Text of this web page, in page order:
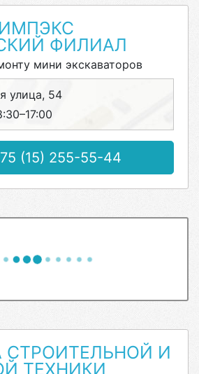
ФИЛИАЛ
мини экскаваторов
улица, 54
(15) 255-55-44
И
ТЕХНИКИ